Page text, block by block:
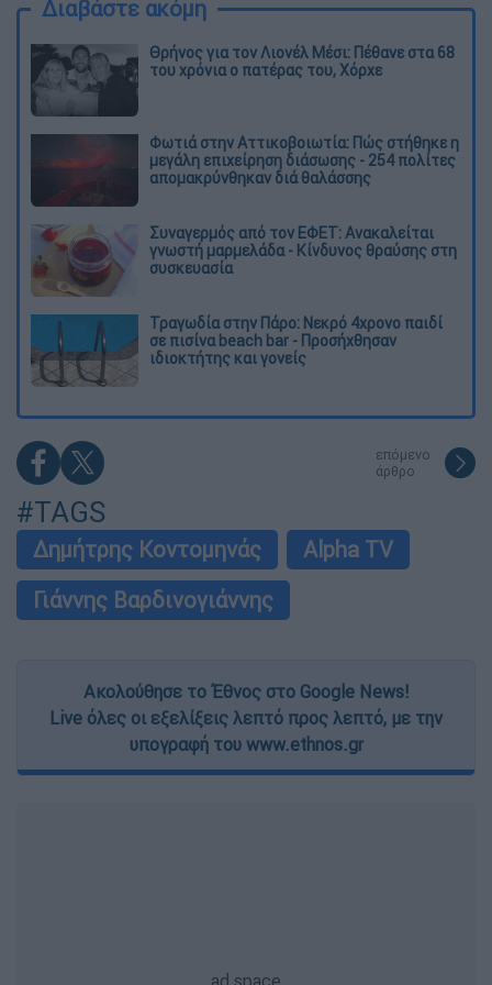
Διαβάστε ακόμη
Θρήνος για τον Λιονέλ Μέσι: Πέθανε στα 68
του χρόνια ο πατέρας του, Χόρχε
Φωτιά στην Αττικοβοιωτία: Πώς στήθηκε η
μεγάλη επιχείρηση διάσωσης - 254 πολίτες
απομακρύνθηκαν διά θαλάσσης
Συναγερμός από τον ΕΦΕΤ: Ανακαλείται
γνωστή μαρμελάδα - Κίνδυνος θραύσης στη
συσκευασία
Τραγωδία στην Πάρο: Νεκρό 4χρονο παιδί
σε πισίνα beach bar - Προσήχθησαν
ιδιοκτήτης και γονείς
επόμενο
άρθρο
#TAGS
Δημήτρης Κοντομηνάς
Alpha TV
Γιάννης Βαρδινογιάννης
Ακολούθησε το Έθνος στο Google News!
Live όλες οι εξελίξεις λεπτό προς λεπτό, με την
υπογραφή του www.ethnos.gr